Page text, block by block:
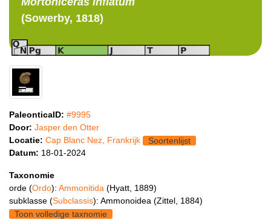
(Sowerby, 1818)
PaleonticaID: #9995
Door: Jasper den Otter
Locatie: Cap Blanc Nez, Frankrijk
Soortenlijst
Datum: 18-01-2024
Taxonomie
orde (Ordo): Ammonitida (Hyatt, 1889)
subklasse (Subclassis): Ammonoidea (Zittel, 1884)
Toon volledige taxnomie